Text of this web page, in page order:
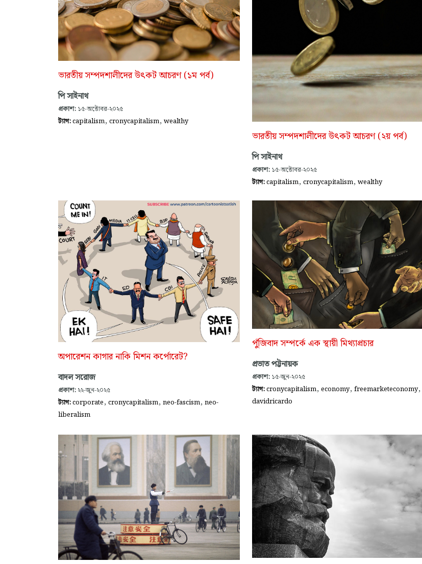
ভারতীয় সম্পদশালীদের উৎকট আচরণ (১ম পর্ব)
পি সাইনাথ
প্রকাশ: ১৫-অক্টোবর-২০২৫
ট্যাগ:capitalism, cronycapitalism, wealthy
ভারতীয় সম্পদশালীদের উৎকট আচরণ (২য় পর্ব)
পি সাইনাথ
প্রকাশ: ১৫-অক্টোবর-২০২৫
ট্যাগ:capitalism, cronycapitalism, wealthy
অপারেশন কাগার নাকি মিশন কর্পোরেট?
বাদল সরোজ
প্রকাশ: ২২-জুন-২০২৫
ট্যাগ:corporate, cronycapitalism, neo-fascism, neo-
liberalism
পুঁজিবাদ সম্পর্কে এক স্থায়ী মিথ্যাপ্রচার
প্রভাত পট্টনায়ক
প্রকাশ: ১৫-জুন-২০২৫
ট্যাগ:cronycapitalism, economy, freemarketeconomy,
davidricardo